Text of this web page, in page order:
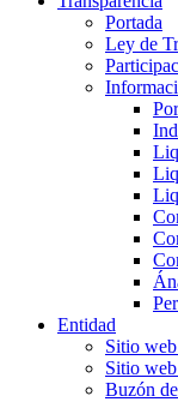
Portada
Ley de
Entidad
Sitio
Sitio
Buzón